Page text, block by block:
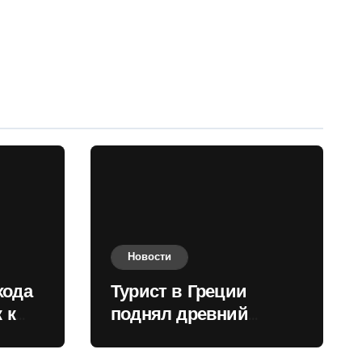
к
Новости
Турист в Греции
поднял древний